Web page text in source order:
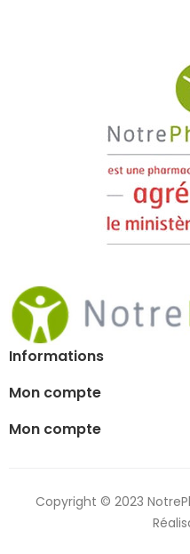
Informations
Mon compte
Mon compte
Copyright © 2023